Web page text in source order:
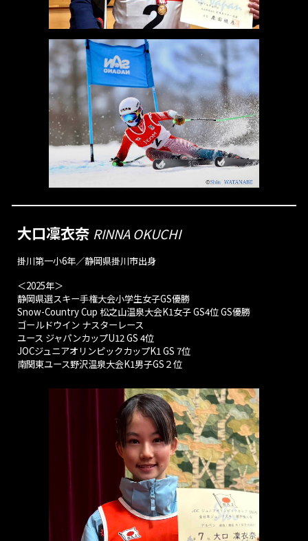
大口凜衣奈 RINNA OKUCHI
掛川第一小6年／静岡県掛川市出身
＜2025年＞
静岡県選スキー手権大会小学生女子GS優勝
Snow-Country Cup 松之山温泉大会K1女子 GS4位 GS優勝
ゴールドウイン ナスターレース
ユース ジャパンカップU12 GS 4位
JOCジュニアオリンピックカップK1 GS 7位
南関東ユース野沢温泉大会K1男子GS２位